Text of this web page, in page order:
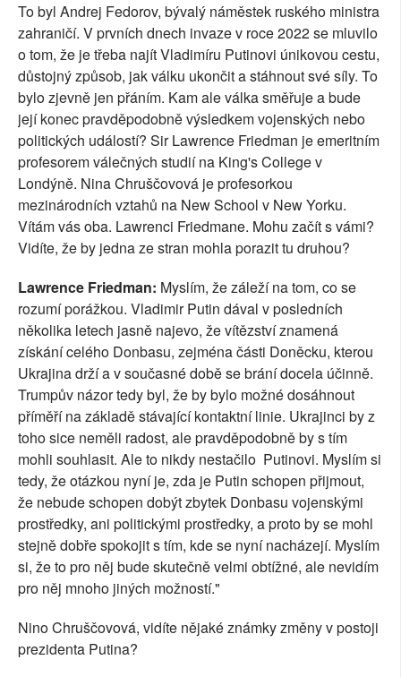
To byl Andrej Fedorov, bývalý náměstek ruského ministra
zahraničí. V prvních dnech invaze v roce 2022 se mluvilo
o tom, že je třeba najít Vladimíru Putinovi únikovou cestu,
důstojný způsob, jak válku ukončit a stáhnout své síly. To
bylo zjevně jen přáním. Kam ale válka směřuje a bude
její konec pravděpodobně výsledkem vojenských nebo
politických událostí? Sir Lawrence Friedman je emeritním
profesorem válečných studií na King's College v
Londýně. Nina Chruščovová je profesorkou
mezinárodních vztahů na New School v New Yorku.
Vítám vás oba. Lawrenci Friedmane. Mohu začít s vámi?
Vidíte, že by jedna ze stran mohla porazit tu druhou?
Lawrence Friedman: Myslím, že záleží na tom, co se
rozumí porážkou. Vladimir Putin dával v posledních
několika letech jasně najevo, že vítězství znamená
získání celého Donbasu, zejména části Doněcku, kterou
Ukrajina drží a v současné době se brání docela účinně.
Trumpův názor tedy byl, že by bylo možné dosáhnout
příměří na základě stávající kontaktní linie. Ukrajinci by z
toho sice neměli radost, ale pravděpodobně by s tím
mohli souhlasit. Ale to nikdy nestačilo Putinovi. Myslím si
tedy, že otázkou nyní je, zda je Putin schopen přijmout,
že nebude schopen dobýt zbytek Donbasu vojenskými
prostředky, ani politickými prostředky, a proto by se mohl
stejně dobře spokojit s tím, kde se nyní nacházejí. Myslím
si, že to pro něj bude skutečně velmi obtížné, ale nevidím
pro něj mnoho jiných možností."
Nino Chruščovová, vidíte nějaké známky změny v postoji
prezidenta Putina?